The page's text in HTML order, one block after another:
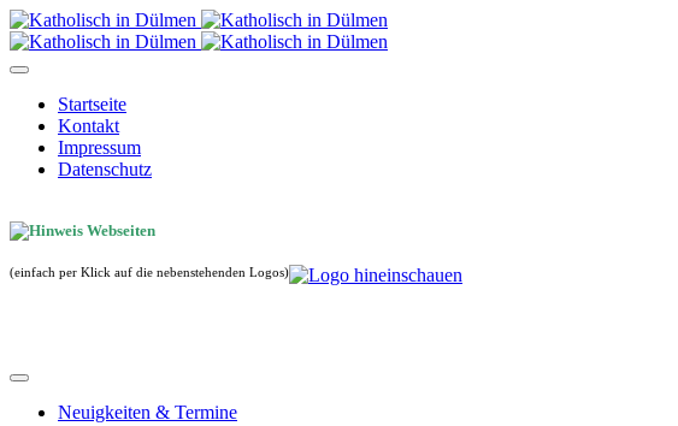
Startseite
Kontakt
Impressum
Datenschutz
(einfach per Klick auf die nebenstehenden Logos)
Neuigkeiten & Termine